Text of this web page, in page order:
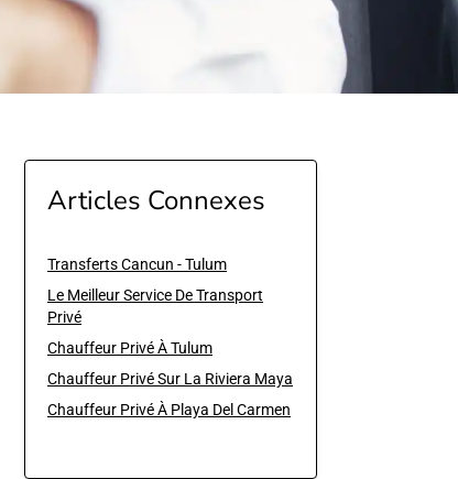
Articles Connexes
Transferts Cancun - Tulum
Le Meilleur Service De Transport
Privé
Chauffeur Privé À Tulum
Chauffeur Privé Sur La Riviera Maya
Chauffeur Privé À Playa Del Carmen